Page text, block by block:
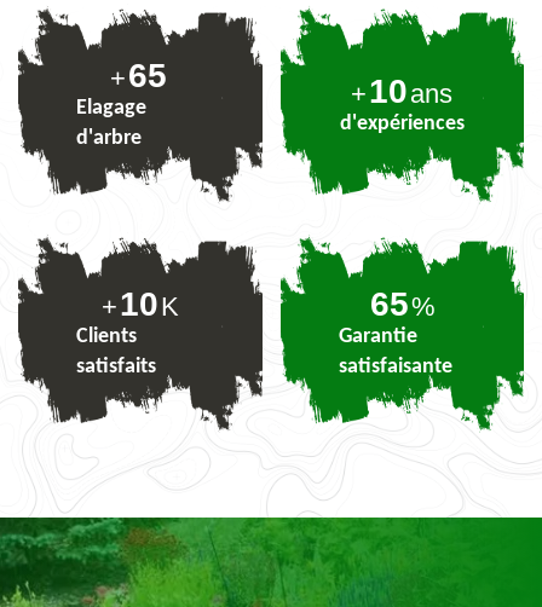
+80
Elagage
d'arbre
+10ans
d'expériences
+10K
Clients
satisfaits
80%
Garantie
satisfaisante